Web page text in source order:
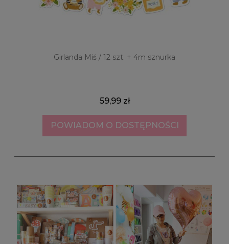
Girlanda Miś / 12 szt. + 4m sznurka
59,99 zł
POWIADOM O DOSTĘPNOŚCI